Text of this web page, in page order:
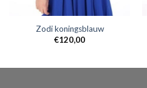
Zodi koningsblauw
€120,00